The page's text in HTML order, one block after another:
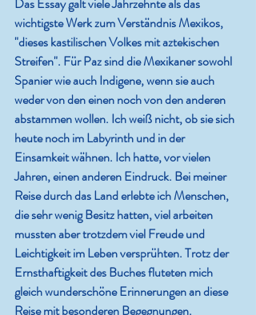
wichtigste Werk zum Verständnis Mexikos,
"dieses kastilischen Volkes mit aztekischen
Streifen". Für Paz sind die Mexikaner sowohl
Spanier wie auch Indigene, wenn sie auch
weder von den einen noch von den anderen
abstammen wollen. Ich weiß nicht, ob sie sich
heute noch im Labyrinth und in der
Einsamkeit wähnen. Ich hatte, vor vielen
Jahren, einen anderen Eindruck. Bei meiner
Reise durch das Land erlebte ich Menschen,
die sehr wenig Besitz hatten, viel arbeiten
mussten aber trotzdem viel Freude und
Leichtigkeit im Leben versprühten. Trotz der
Ernsthaftigkeit des Buches fluteten mich
gleich wunderschöne Erinnerungen an diese
Reise mit besonderen Begegnungen.